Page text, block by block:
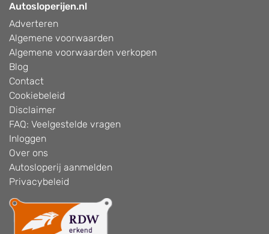
Autosloperijen.nl
Adverteren
Algemene voorwaarden
Algemene voorwaarden verkopen
Blog
Contact
Cookiebeleid
Disclaimer
FAQ: Veelgestelde vragen
Inloggen
Over ons
Autosloperij aanmelden
Privacybeleid